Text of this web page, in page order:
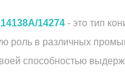
14274- это тип
роль в различных
способностью